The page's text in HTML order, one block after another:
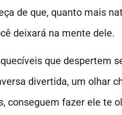
de que, quanto mais
deixará na mente dele.
que despertem
divertida, um olhar
conseguem fazer ele te